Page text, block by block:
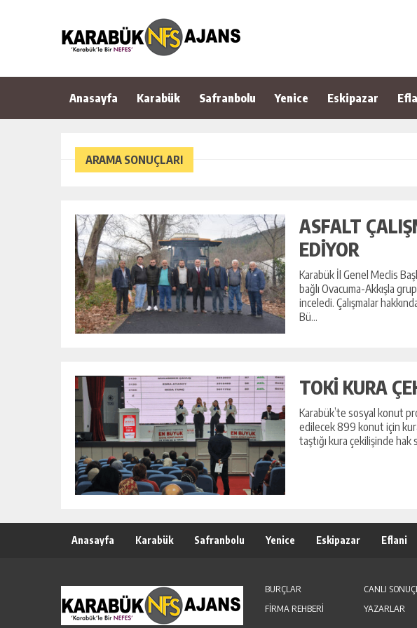
Anasayfa Karabük Safranbolu Yenice Eskipazar
ARAMA SONUÇLARI
ASFALT
EDİYOR
Karabük İl Genel Meclis
bağlı Ovacuma-Akkışla
inceledi. Çalışmalar
Bü...
TOKİ KURA
Karabük’te sosyal konut
edilecek 899 konut için
taştığı kura çekilişinde hak
Anasayfa Karabük Safranbolu Yenice Eskipazar Eflani
BURÇLAR CANLI
FİRMA REHBERİ
YAZARLAR